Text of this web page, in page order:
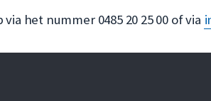
het nummer 0485 20 25 00 of via